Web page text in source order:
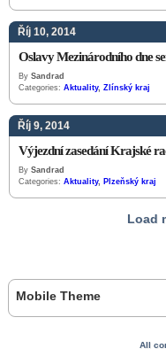
Říj 10, 2014
Oslavy Mezinárodního dne
By Sandrad
Categories: Aktuality, Zlínský kraj
Říj 9, 2014
Výjezdní zasedání Krajské
By Sandrad
Categories: Aktuality, Plzeňský kraj
Load
Mobile Theme
All